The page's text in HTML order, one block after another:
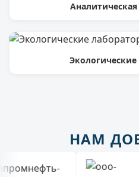
НАМ